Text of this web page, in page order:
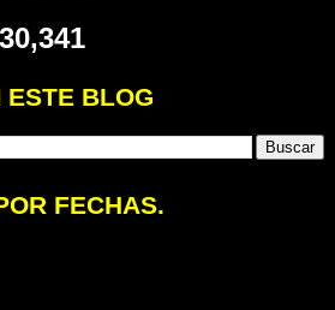
ESTE BLOG
FECHAS.